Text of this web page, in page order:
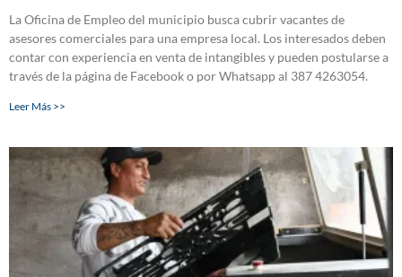
La Oficina de Empleo del municipio busca cubrir vacantes de
asesores comerciales para una empresa local. Los interesados deben
contar con experiencia en venta de intangibles y pueden postularse a
través de la página de Facebook o por Whatsapp al 387 4263054.
Leer Más >>